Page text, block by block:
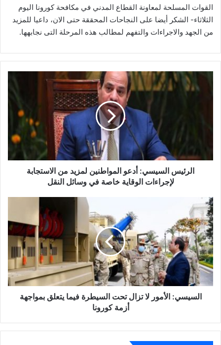
القوات المسلحة لمعاونة القطاع المدني في مكافحة كورونا اليوم
الثلاثاء- الشكر أيضا على النجاحات المحققة حتى الان، داعيا للمزيد
من الجهد والاجراءات والتفهم لمطالب هذه المرحلة التى نجابهها.
السيسي:
الوقاية
النقل
الرئيس السيسي: أدعو المواطنين لمزيد من الاستجابة
لإجراءات الوقاية خاصة في وسائل النقل
السيسي:
الأمور
لا
تزال
تحت
السيطرة
فيما
يتعلق
بمواجهة
السيسي: الأمور لا تزال تحت السيطرة فيما يتعلق بمواجهة
أزمة كورونا